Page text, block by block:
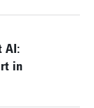
AI:
in